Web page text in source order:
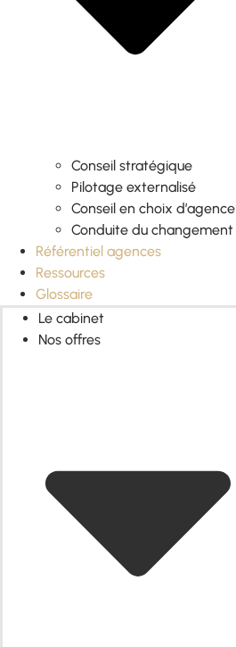
Conseil stratégique
Pilotage externalisé
Conseil en choix d’agence
Conduite du changement
Référentiel agences
Ressources
Glossaire
Le cabinet
Nos offres